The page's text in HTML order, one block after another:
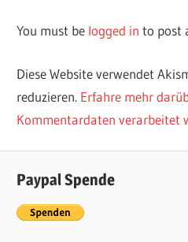
You must be logged in to post
Diese Website verwendet
reduzieren. Erfahre mehr
Kommentardaten verarbeitet
Paypal Spende